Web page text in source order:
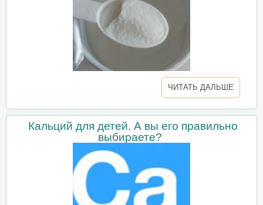
ЧИТАТЬ ДАЛЬШЕ
Кальций для детей. А вы его правильно
выбираете?